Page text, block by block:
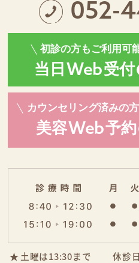
052-
初診の方もご利用可
当日 Web受付
カウンセリング済みの
美容Web予約
土曜は13:30まで 休診